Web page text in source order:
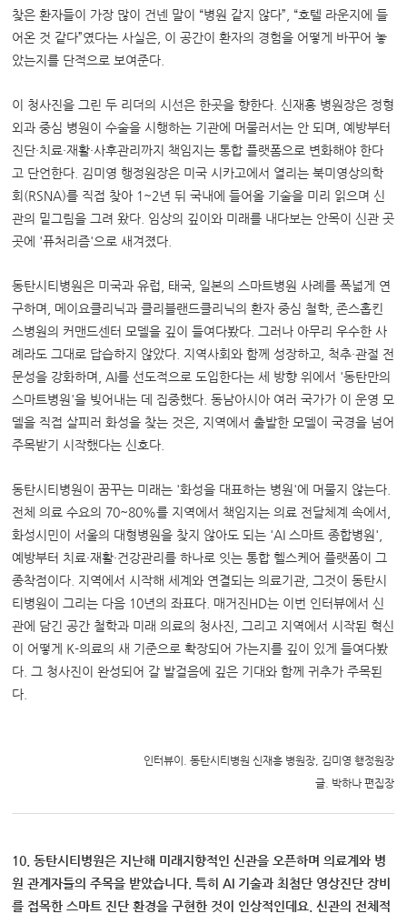
찾은 환자들이 가장 많이 건넨 말이 “병원 같지 않다”, “호텔 라운지에 들
어온 것 같다”였다는 사실은, 이 공간이 환자의 경험을 어떻게 바꾸어 놓
았는지를 단적으로 보여준다.
이 청사진을 그린 두 리더의 시선은 한곳을 향한다. 신재흥 병원장은 정형
외과 중심 병원이 수술을 시행하는 기관에 머물러서는 안 되며, 예방부터
진단·치료·재활·사후관리까지 책임지는 통합 플랫폼으로 변화해야 한다
고 단언한다. 김미영 행정원장은 미국 시카고에서 열리는 북미영상의학
회(RSNA)를 직접 찾아 1~2년 뒤 국내에 들어올 기술을 미리 읽으며 신
관의 밑그림을 그려 왔다. 임상의 깊이와 미래를 내다보는 안목이 신관 곳
곳에 '퓨처리즘'으로 새겨졌다.
동탄시티병원은 미국과 유럽, 태국, 일본의 스마트병원 사례를 폭넓게 연
구하며, 메이요클리닉과 클리블랜드클리닉의 환자 중심 철학, 존스홉킨
스병원의 커맨드센터 모델을 깊이 들여다봤다. 그러나 아무리 우수한 사
례라도 그대로 답습하지 않았다. 지역사회와 함께 성장하고, 척추·관절 전
문성을 강화하며, AI를 선도적으로 도입한다는 세 방향 위에서 '동탄만의
스마트병원'을 빚어내는 데 집중했다. 동남아시아 여러 국가가 이 운영 모
델을 직접 살피러 화성을 찾는 것은, 지역에서 출발한 모델이 국경을 넘어
주목받기 시작했다는 신호다.
동탄시티병원이 꿈꾸는 미래는 '화성을 대표하는 병원'에 머물지 않는다.
전체 의료 수요의 70~80%를 지역에서 책임지는 의료 전달체계 속에서,
화성시민이 서울의 대형병원을 찾지 않아도 되는 'AI 스마트 종합병원',
예방부터 치료·재활·건강관리를 하나로 잇는 통합 헬스케어 플랫폼이 그
종착점이다. 지역에서 시작해 세계와 연결되는 의료기관, 그것이 동탄시
티병원이 그리는 다음 10년의 좌표다. 매거진HD는 이번 인터뷰에서 신
관에 담긴 공간 철학과 미래 의료의 청사진, 그리고 지역에서 시작된 혁신
이 어떻게 K-의료의 새 기준으로 확장되어 가는지를 깊이 있게 들여다봤
다. 그 청사진이 완성되어 갈 발걸음에 깊은 기대와 함께 귀추가 주목된
다.
인터뷰이. 동탄시티병원 신재흥 병원장, 김미영 행정원장
글. 박하나 편집장
10. 동탄시티병원은 지난해 미래지향적인 신관을 오픈하며 의료계와 병
원 관계자들의 주목을 받았습니다. 특히 AI 기술과 최첨단 영상진단 장비
를 접목한 스마트 진단 환경을 구현한 것이 인상적인데요. 신관의 전체적